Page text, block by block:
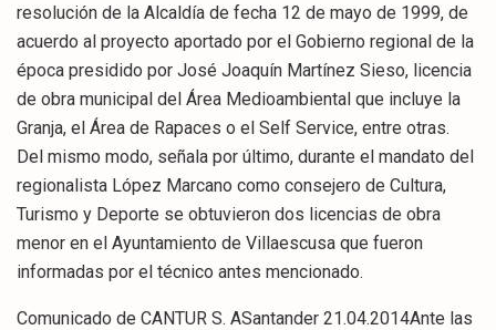
resolución de la Alcaldía de fecha 12 de mayo de 1999, de
acuerdo al proyecto aportado por el Gobierno regional de la
época presidido por José Joaquín Martínez Sieso, licencia
de obra municipal del Área Medioambiental que incluye la
Granja, el Área de Rapaces o el Self Service, entre otras.
Del mismo modo, señala por último, durante el mandato del
regionalista López Marcano como consejero de Cultura,
Turismo y Deporte se obtuvieron dos licencias de obra
menor en el Ayuntamiento de Villaescusa que fueron
informadas por el técnico antes mencionado.
Comunicado de CANTUR S. ASantander 21.04.2014Ante las